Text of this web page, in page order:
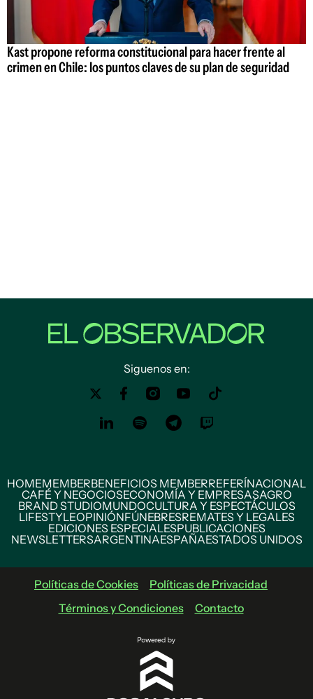
Kast propone reforma constitucional para hacer frente al
crimen en Chile: los puntos claves de su plan de seguridad
Siguenos en:
HOMEMEMBERBENEFICIOS MEMBERREFERÍNACIONAL
CAFÉ Y NEGOCIOSECONOMÍA Y EMPRESASAGRO
BRAND STUDIOMUNDOCULTURA Y ESPECTÁCULOS
LIFESTYLEOPINIÓNFÚNEBRESREMATES Y LEGALES
EDICIONES ESPECIALESPUBLICACIONES
NEWSLETTERSARGENTINAESPAÑAESTADOS UNIDOS
Políticas de Cookies
Políticas de Privacidad
Términos y Condiciones
Contacto